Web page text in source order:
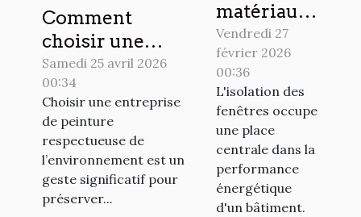
Comment
choisir une
entreprise de
peinture
respectueuse de
l’environnement
?
Samedi 25 avril 2026
00:34
Choisir une entreprise
de peinture
respectueuse de
l’environnement est un
geste significatif pour
préserver...
matériaux
innovants
pour
améliorer
l'isolation
des
fenêtres ?
Vendredi 27
février 2026
00:36
L'isolation des
fenêtres occupe
une place
centrale dans la
performance
énergétique
d'un bâtiment.